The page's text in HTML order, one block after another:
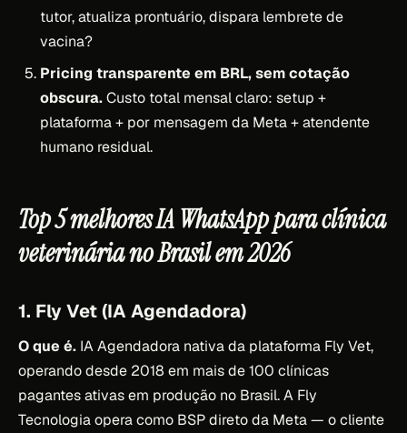
tutor, atualiza prontuário, dispara lembrete de
vacina?
Pricing transparente em BRL, sem cotação
obscura.Custo total mensal claro: setup +
plataforma + por mensagem da Meta + atendente
humano residual.
Top 5 melhores IA WhatsApp para clínica
veterinária no Brasil em 2026
1. Fly Vet (IA Agendadora)
O que é. IA Agendadora nativa da plataforma Fly Vet,
operando desde 2018 em mais de 100 clínicas
pagantes ativas em produção no Brasil. A Fly
Tecnologia opera como BSP direto da Meta — o cliente